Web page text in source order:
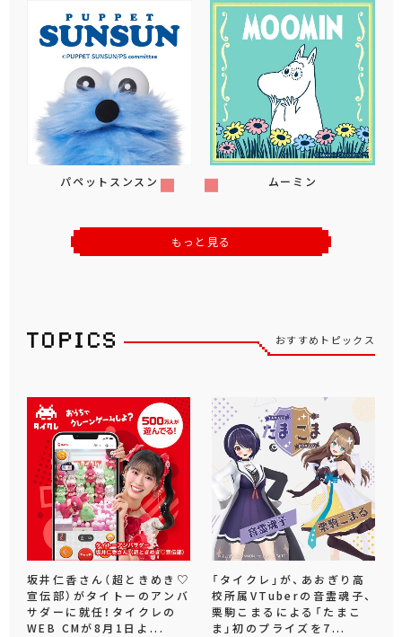
パペットスンスン ムーミン
もっと見る
おすすめトピックス
坂井仁香さん（超ときめき♡
宣伝部）がタイトーのアンバ
サダーに就任！タイクレの
WEB CMが8月1日よ...
「タイクレ」が、あおぎり高
校所属VTuberの音霊魂子、
栗駒こまるによる「たまこ
ま」初のプライズを7...